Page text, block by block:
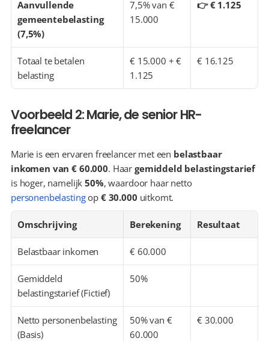
Aanvullende
gemeentebelasting
(7,5%)
7,5% van €
15.000
👉 € 1.125
Totaal te betalen
belasting
€ 15.000 + €
1.125
€ 16.125
Voorbeeld 2: Marie, de senior HR-
freelancer
Marie is een ervaren freelancer met een belastbaar
inkomen van € 60.000. Haar gemiddeld belastingstarief
is hoger, namelijk 50%
, waardoor haar netto
personenbelasting op € 30.000 uitkomt.
Omschrijving Berekening Resultaat
Belastbaar inkomen € 60.000
Gemiddeld
belastingstarief (Fictief)
50%
Netto personenbelasting
(Basis)
50% van €
60.000
€ 30.000